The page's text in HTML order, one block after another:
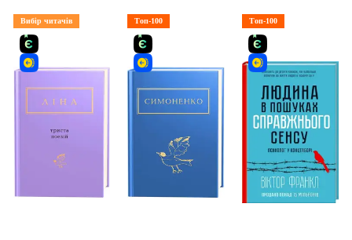
Вибір читачів Топ-100 Топ-100